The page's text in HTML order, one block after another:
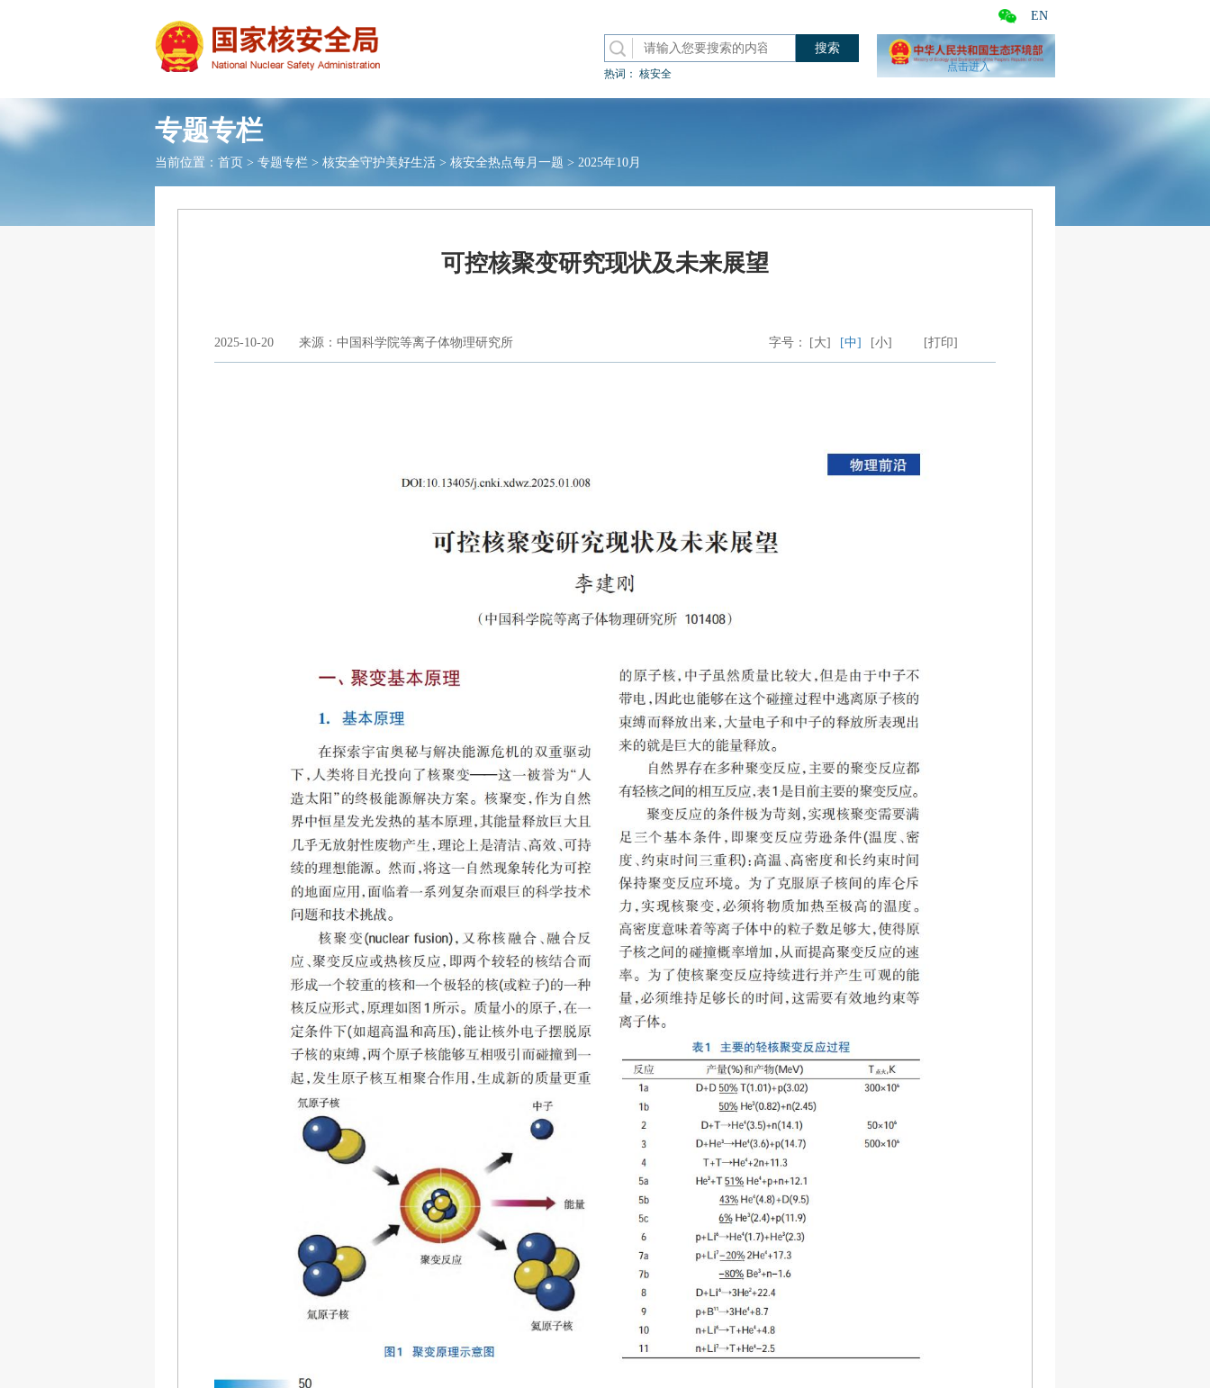
EN
热词： 核安全
点击进入
专题专栏
当前位置： 首页 > 专题专栏 > 核安全守护美好生活 > 核安全热点每月一题 > 2025年10月
可控核聚变研究现状及未来展望
2025-10-20 来源：中国科学院等离子体物理研究所 [打印]
字号： [大] [中] [小]